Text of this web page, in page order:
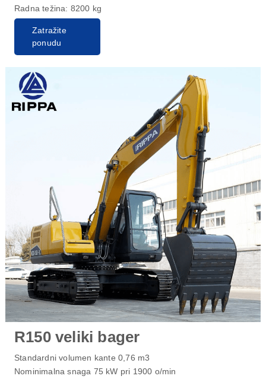
Radna težina: 8200 kg
Zatražite
ponudu
R150 veliki bager
Standardni volumen kante 0,76 m3
Nominimalna snaga 75 kW pri 1900 o/min